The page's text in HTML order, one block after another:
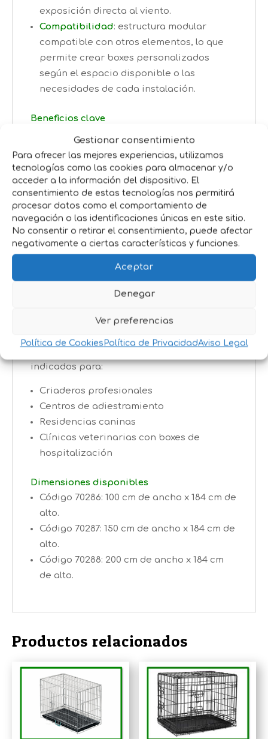
Gestionar consentimiento
Para ofrecer las mejores experiencias, utilizamos
tecnologías como las cookies para almacenar y/o
acceder a la información del dispositivo. El
consentimiento de estas tecnologías nos permitirá
procesar datos como el comportamiento de
navegación o las identificaciones únicas en este sitio.
No consentir o retirar el consentimiento, puede afectar
negativamente a ciertas características y funciones.
Aceptar
Denegar
Ver preferencias
Política de Cookies Política de PrivacidadAviso Legal
exposición directa al viento.
Compatibilidad: estructura modular
compatible con otros elementos, lo que
permite crear boxes personalizados
según el espacio disponible o las
necesidades de cada instalación.
Beneficios clave
Protección adicional: al ser laterales
ciegos, aportan intimidad al animal y
mejor control de las condiciones
ambientales dentro del box.
Resistencia y mantenimiento mínimo
gracias al tratamiento galvanizado,
soportan el paso del tiempo con una
mínima necesidad de cuidados.
Montaje rápido y seguro
para facilitar su instalación en cualquier
entorno profesional o doméstico.
Aplicaciones recomendadas
indicados para:
Criaderos profesionales
Centros de adiestramiento
Residencias caninas
Clínicas veterinarias con boxes de
hospitalización
Dimensiones disponibles
Código 70286: 100 cm de ancho x 184 cm de
alto.
Código 70287: 150 cm de ancho x 184 cm de
alto.
Código 70288: 200 cm de ancho x 184 cm
de alto.
Productos relacionados